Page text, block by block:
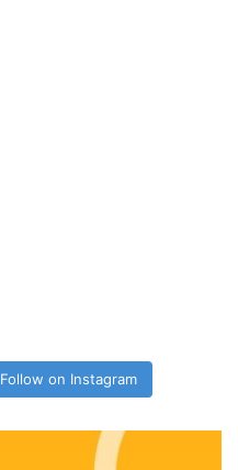
Follow on Instagram